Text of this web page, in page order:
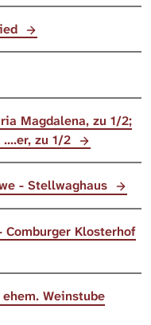
Magdalena, zu 1/2;
zu 1/2
- Stellwaghaus
Comburger Klosterhof
Weinstube